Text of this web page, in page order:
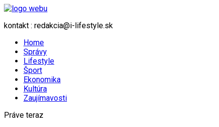
kontakt : redakcia@i-lifestyle.sk
Home
Správy
Lifestyle
Šport
Ekonomika
Kultúra
Zaujímavosti
Práve teraz